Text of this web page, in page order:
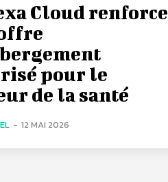
Cloud renforce
pour le
de la santé
- 12 MAI 2026